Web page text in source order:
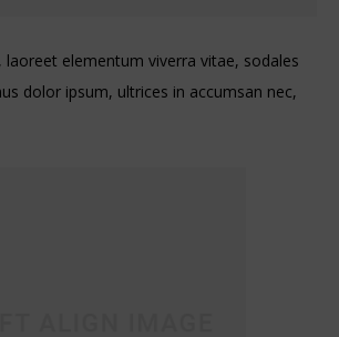
laoreet elementum viverra vitae, sodales
dolor ipsum, ultrices in accumsan nec,